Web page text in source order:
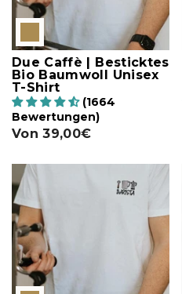
Due Caffè | Besticktes
Bio Baumwoll Unisex
T-Shirt
(1664
Bewertungen)
Von 39,00€